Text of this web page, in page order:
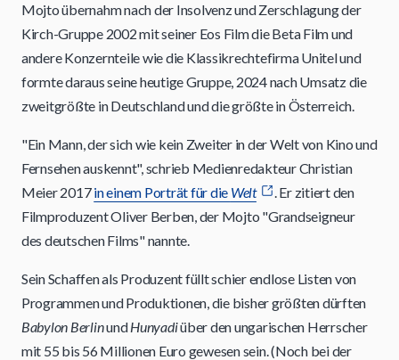
Mojto übernahm nach der Insolvenz und Zerschlagung der
Kirch-Gruppe 2002 mit seiner Eos Film die Beta Film und
andere Konzernteile wie die Klassikrechtefirma Unitel und
formte daraus seine heutige Gruppe, 2024 nach Umsatz die
zweitgrößte in Deutschland und die größte in Österreich.
"Ein Mann, der sich wie kein Zweiter in der Welt von Kino und
Fernsehen auskennt", schrieb Medienredakteur Christian
Meier 2017in einem Porträt für die Welt
. Er zitiert den
Filmproduzent Oliver Berben, der Mojto "Grandseigneur
des deutschen Films" nannte.
Sein Schaffen als Produzent füllt schier endlose Listen von
Programmen und Produktionen, die bisher größten dürften
Babylon BerlinundHunyadiüber den ungarischen Herrscher
mit 55 bis 56 Millionen Euro gewesen sein. (Noch bei der